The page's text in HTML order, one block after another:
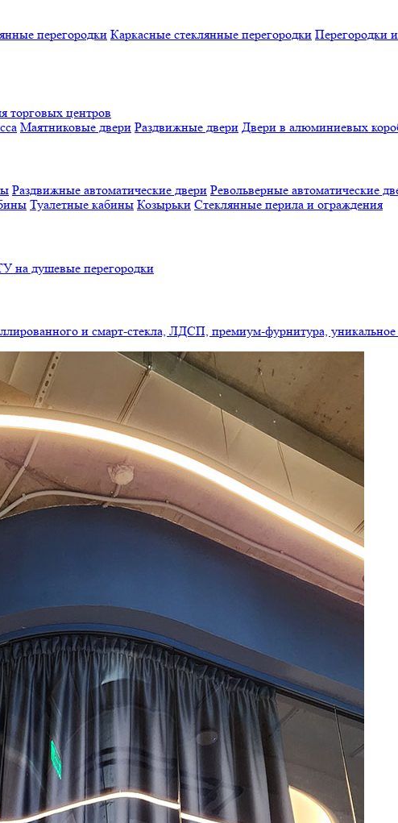
перегородки Каркасные стеклянные перегородки Перегородки
торговых центров
Маятниковые двери Раздвижные двери Двери в алюминиевых
Раздвижные автоматические двери Револьверные автоматические
Туалетные кабины Козырьки Стеклянные перила и ограждения
на душевые перегородки
и смарт-стекла, ЛДСП, премиум-фурнитура,